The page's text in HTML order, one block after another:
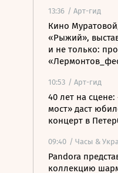
13:36 / Арт-гид
Кино
«Рыжий»,
и не только:
10:53 / Арт-гид
40 лет на
мост» даст
концерт в
09:40 / Часы &
Pandora
коллекцию